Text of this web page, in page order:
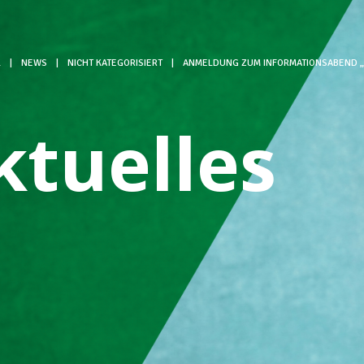
NEWS NICHT KATEGORISIERT ANMELDUNG ZUM INFORMATIONSABEND